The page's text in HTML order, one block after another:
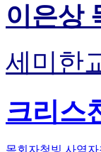
이은상
세미한
크리스